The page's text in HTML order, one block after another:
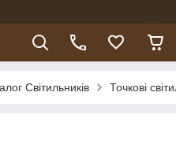
Світильників Точкові